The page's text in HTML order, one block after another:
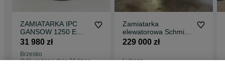
ZAMIATARKA IPC
GANSOW 1250 E
NOWE BATERIE
26000 netto
31 980 zł
Brzesko
Odświeżono dnia 31 lipca
Zamiatarka
elewatorowa Schmidt
Broddway Wasa 300
229 000 zł
Lubasz